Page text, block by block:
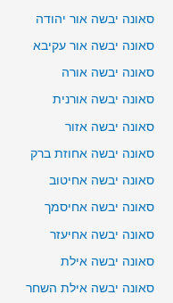
סאונה יבשה אור יהודה
סאונה יבשה אור עקיבא
סאונה יבשה אורה
סאונה יבשה אורנית
סאונה יבשה אזור
סאונה יבשה אחוזת ברק
סאונה יבשה אחיטוב
סאונה יבשה אחיסמך
סאונה יבשה אחיעזר
סאונה יבשה אילת
סאונה יבשה אילת השחר